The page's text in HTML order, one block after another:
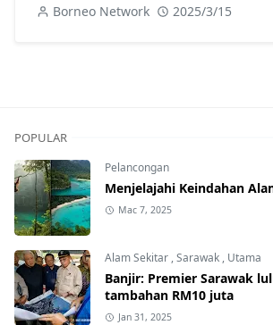
Borneo Network 2025/3/15
POPULAR
Pelancongan
Menjelajahi Keindahan
Mac 7, 2025
Alam Sekitar ,Sarawak , Utama
Banjir: Premier Sarawak
tambahan RM10 juta
Jan 31, 2025